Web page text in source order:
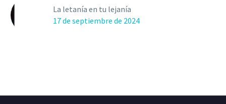
La letanía en tu lejanía
17 de septiembre de 2024